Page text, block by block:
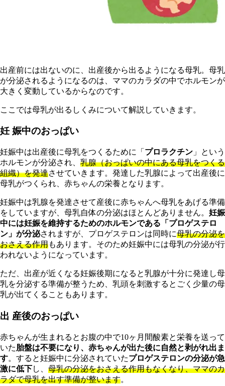
出産前には出ないのに、出産後から出るようになる母乳。母乳
が分泌されるようになるのは、ママのカラダの中でホルモンが
大きく変動しているからなのです。
ここでは母乳が出るしくみについて解説していきます。
妊 娠中のおっぱい
妊娠中は出産後に母乳をつくるために「 プロラクチン 」という
ホルモンが分泌され、 乳腺（おっぱいの中にある母乳をつくる
組織）を発達させていきます。発達した乳腺によって出産後に
母乳がつくられ、赤ちゃんの栄養となります。
妊娠中は乳腺を発達させて産後に赤ちゃんへ母乳をあげる準備
をしていますが、母乳自体の分泌はほとんどありません。 妊娠
中には妊娠を維持するためのホルモンである「プロゲステロ
ン」が分泌されますが、プロゲステロンは同時に母乳の分泌を
おさえる作用もあります。そのため妊娠中には母乳の分泌が行
われないようになっています。
ただ、出産が近くなる妊娠後期になると乳腺が十分に発達し母
乳を分泌する準備が整うため、乳頭を刺激するとごく少量の母
乳が出てくることもあります。
出 産後のおっぱい
赤ちゃんが生まれるとお腹の中で10ヶ月間酸素と栄養を送って
いた胎盤は不要になり、赤ちゃんが出た後に自然と剥がれ出ま
す。すると妊娠中に分泌されていたプロゲステロンの分泌が急
激に低下し、 母乳の分泌をおさえる作用もなくなり、ママのカ
ラダで母乳を出す準備が整います。